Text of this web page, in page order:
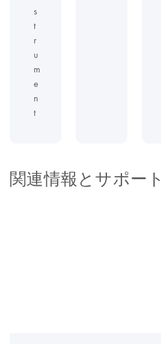
s
t
r
u
m
e
n
t
関連情報とサポート